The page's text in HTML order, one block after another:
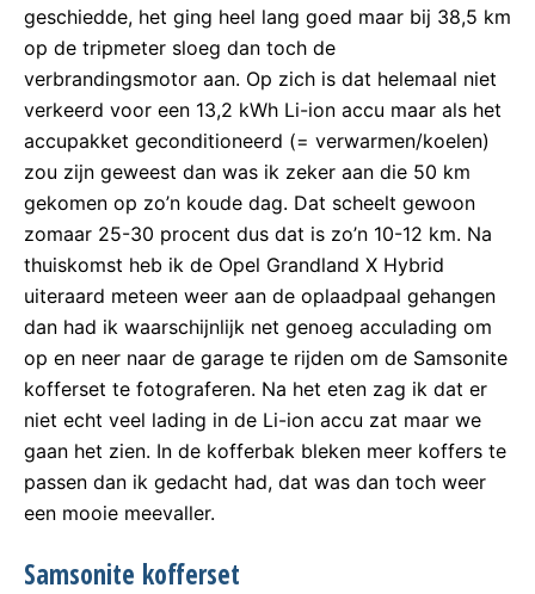
geschiedde, het ging heel lang goed maar bij 38,5 km
op de tripmeter sloeg dan toch de
verbrandingsmotor aan. Op zich is dat helemaal niet
verkeerd voor een 13,2 kWh Li-ion accu maar als het
accupakket geconditioneerd (= verwarmen/koelen)
zou zijn geweest dan was ik zeker aan die 50 km
gekomen op zo’n koude dag. Dat scheelt gewoon
zomaar 25-30 procent dus dat is zo’n 10-12 km. Na
thuiskomst heb ik de Opel Grandland X Hybrid
uiteraard meteen weer aan de oplaadpaal gehangen
dan had ik waarschijnlijk net genoeg acculading om
op en neer naar de garage te rijden om de Samsonite
kofferset te fotograferen. Na het eten zag ik dat er
niet echt veel lading in de Li-ion accu zat maar we
gaan het zien. In de kofferbak bleken meer koffers te
passen dan ik gedacht had, dat was dan toch weer
een mooie meevaller.
Samsonite kofferset